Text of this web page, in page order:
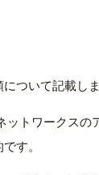
ついて記載しま
トワークスの
す。